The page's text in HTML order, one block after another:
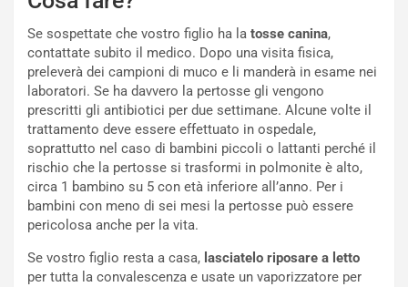
Se sospettate che vostro figlio ha la tosse canina,
contattate subito il medico. Dopo una visita fisica,
preleverà dei campioni di muco e li manderà in esame nei
laboratori. Se ha davvero la pertosse gli vengono
prescritti gli antibiotici per due settimane. Alcune volte il
trattamento deve essere effettuato in ospedale,
soprattutto nel caso di bambini piccoli o lattanti perché il
rischio che la pertosse si trasformi in polmonite è alto,
circa 1 bambino su 5 con età inferiore all’anno. Per i
bambini con meno di sei mesi la pertosse può essere
pericolosa anche per la vita.
Se vostro figlio resta a casa, lasciatelo riposare a letto
per tutta la convalescenza e usate un vaporizzatore per